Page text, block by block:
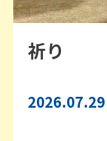
祈り
2026.07.29